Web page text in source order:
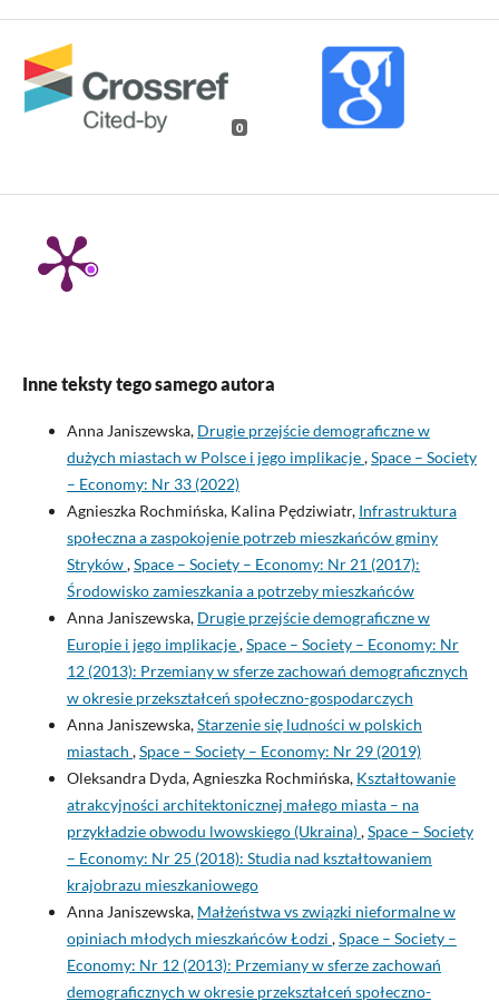
0
Inne teksty tego samego autora
Anna Janiszewska, Drugie przejście demograficzne w
dużych miastach w Polsce i jego implikacje,Space – Society
– Economy: Nr 33 (2022)
Agnieszka Rochmińska, Kalina Pędziwiatr, Infrastruktura
społeczna a zaspokojenie potrzeb mieszkańców gminy
Stryków,Space – Society – Economy: Nr 21 (2017):
Środowisko zamieszkania a potrzeby mieszkańców
Anna Janiszewska, Drugie przejście demograficzne w
Europie i jego implikacje,Space – Society – Economy: Nr
12 (2013): Przemiany w sferze zachowań demograficznych
w okresie przekształceń społeczno-gospodarczych
Anna Janiszewska,Starzenie się ludności w polskich
miastach ,Space – Society – Economy: Nr 29 (2019)
Oleksandra Dyda, Agnieszka Rochmińska, Kształtowanie
atrakcyjności architektonicznej małego miasta – na
przykładzie obwodu lwowskiego (Ukraina),Space – Society
– Economy: Nr 25 (2018): Studia nad kształtowaniem
krajobrazu mieszkaniowego
Anna Janiszewska, Małżeństwa vs związki nieformalne w
opiniach młodych mieszkańców Łodzi ,Space – Society –
Economy: Nr 12 (2013): Przemiany w sferze zachowań
demograficznych w okresie przekształceń społeczno-